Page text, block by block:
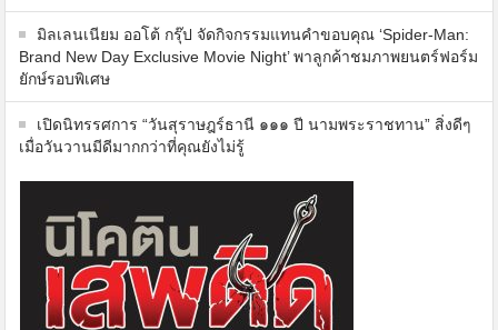
มิลเลนเนียม ออโต้ กรุ๊ป จัดกิจกรรมแทนคำขอบคุณ ‘Spider-Man:
Brand New Day Exclusive Movie Night’ พาลูกค้าชมภาพยนตร์ฟอร์ม
ยักษ์รอบพิเศษ
เปิดนิทรรศการ “วันสุราษฎร์ธานี ๑๑๑ ปี นามพระราชทาน” สิ่งดีๆ
เมื่อวันวานมีดีมากกว่าที่คุณยังไม่รู้